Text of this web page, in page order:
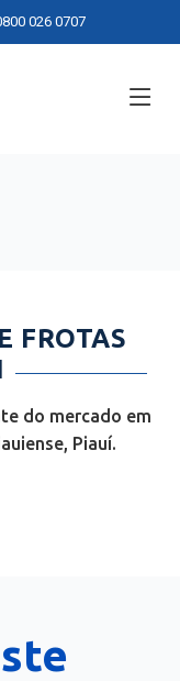
026 0707
FROTAS
do mercado em
Piauí.